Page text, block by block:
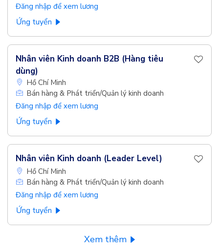
Đăng nhập để xem lương
Ứng tuyển
Nhân viên Kinh doanh B2B (Hàng tiêu
dùng)
Hồ Chí Minh
Bán hàng & Phát triển/Quản lý kinh doanh
Đăng nhập để xem lương
Ứng tuyển
Nhân viên Kinh doanh (Leader Level)
Hồ Chí Minh
Bán hàng & Phát triển/Quản lý kinh doanh
Đăng nhập để xem lương
Ứng tuyển
Xem thêm